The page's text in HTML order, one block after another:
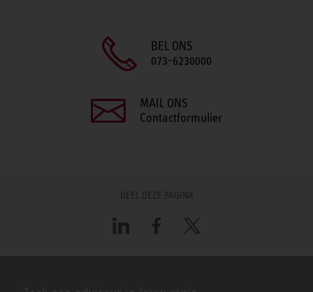
BEL ONS
073-6230000
MAIL ONS
Contactformulier
DEEL DEZE PAGINA
LinkedIn FacebookX